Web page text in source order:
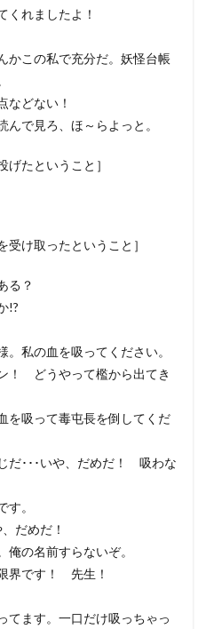
ましたよ！
の私で充分だ。妖怪台帳
どない！
見ろ、ほ～らよっと。
げたということ］
受け取ったということ］
る？
!?
私の血を吸ってください。
うやって檻から出てき
を吸って毒屯長を倒してくだ
だ･･･いや、だめだ！ 吸わな
。
だめだ！
の名前すらないぞ。
です！ 先生！
す。一口だけ吸っちゃっ